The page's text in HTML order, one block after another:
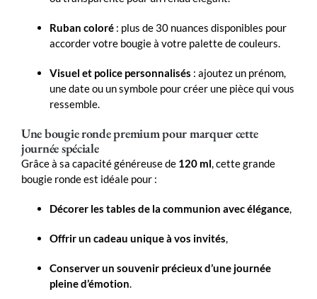
Ruban coloré : plus de 30 nuances disponibles pour
accorder votre bougie à votre palette de couleurs.
Visuel et police personnalisés : ajoutez un prénom,
une date ou un symbole pour créer une pièce qui vous
ressemble.
Une bougie ronde premium pour marquer cette
journée spéciale
Grâce à sa capacité généreuse de 120 ml, cette grande
bougie ronde est idéale pour :
Décorer les tables de la communion avec élégance,
Offrir un cadeau unique à vos invités,
Conserver un souvenir précieux d’une journée
pleine d’émotion.